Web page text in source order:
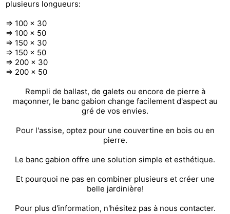
plusieurs longueurs:
=> 100 x 30
=> 100 x 50
=> 150 x 30
=> 150 x 50
=> 200 x 30
=> 200 x 50
Rempli de ballast, de galets ou encore de pierre à
maçonner, le banc gabion change facilement d'aspect au
gré de vos envies.
Pour l'assise, optez pour une couvertine en bois ou en
pierre.
Le banc gabion offre une solution simple et esthétique.
Et pourquoi ne pas en combiner plusieurs et créer une
belle jardinière!
Pour plus d'information, n'hésitez pas à nous contacter.